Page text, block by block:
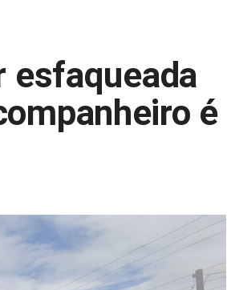
esfaqueada
é